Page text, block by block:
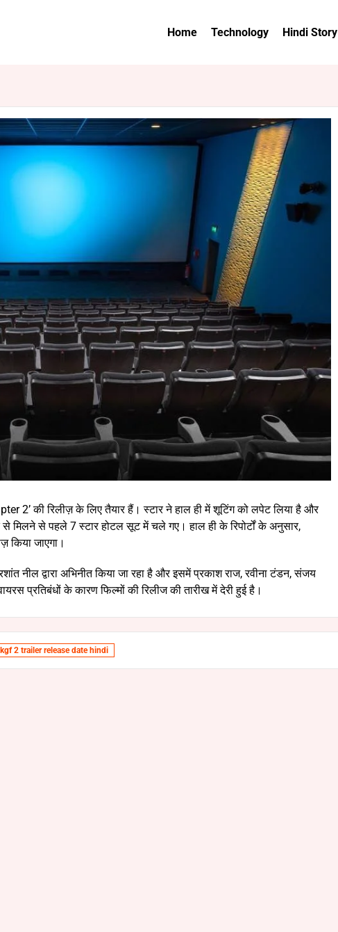
Home Technology Hindi Story
2’ की रिलीज़ के लिए तैयार हैं। स्टार ने हाल ही में शूटिंग को लपेट लिया है और
से मिलने से पहले 7 स्टार होटल सूट में चले गए। हाल ही के रिपोर्टों के अनुसार,
किया जाएगा।
नील द्वारा अभिनीत किया जा रहा है और इसमें प्रकाश राज, रवीना टंडन, संजय
प्रतिबंधों के कारण फिल्मों की रिलीज की तारीख में देरी हुई है।
kgf 2 trailer release date hindi